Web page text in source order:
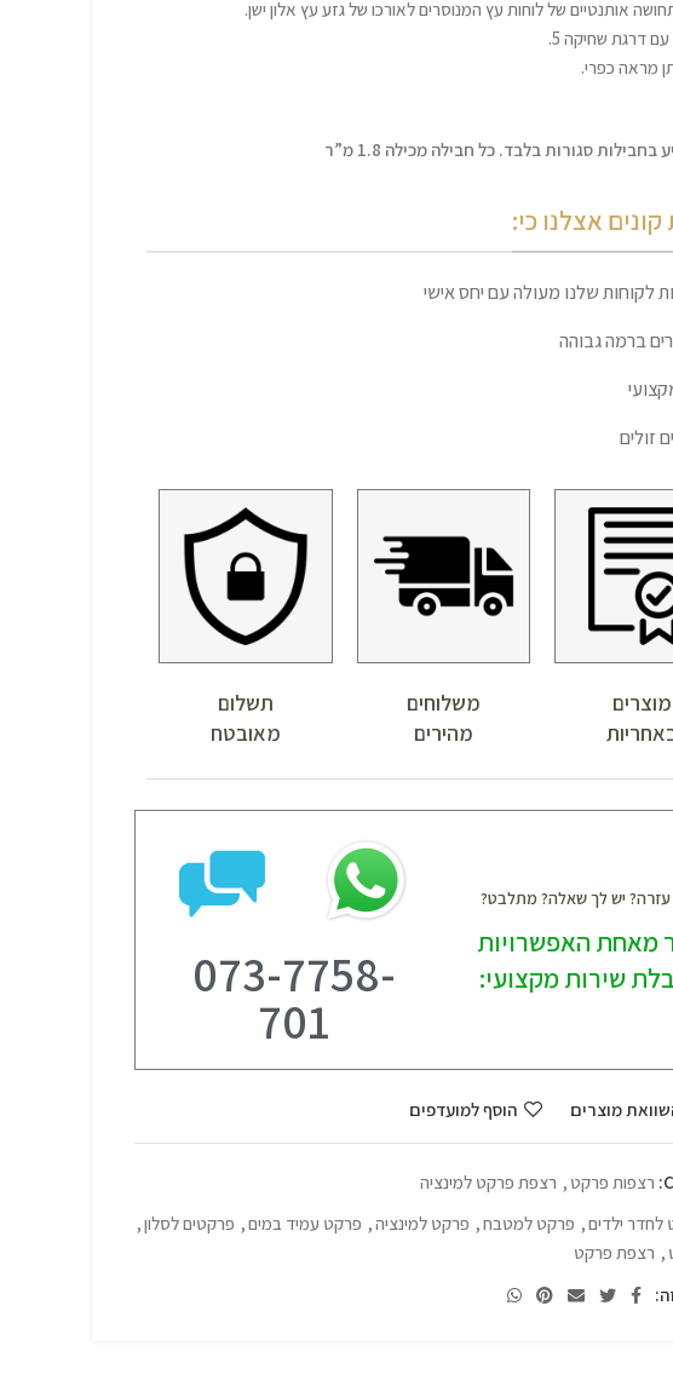
אותנטיים של לוחות עץ המנוסרים לאורכו של גזע עץ אלון ישן.
דרגת שחיקה 5.
סגורות בלבד. כל חבילה מכילה 1.8 מ”ר
אצלנו כי:
לקוחות שלנו מעולה עם יחס אישי
ברמה גבוהה
זולים
מוצרים
משלוחים
מהירים
תשלום
מאובטח
עזרה? יש לך שאלה? מתלבט?
מאחת האפשרויות
שירות מקצועי:
073-7758-
701
מוצרים הוסף למועדפים
רצפות פרקט , רצפת פרקט למינציה
לחדר ילדים, פרקט למטבח, פרקט למינציה, פרקט עמיד במים, פרקטים לסלון,
, רצפת פרקט